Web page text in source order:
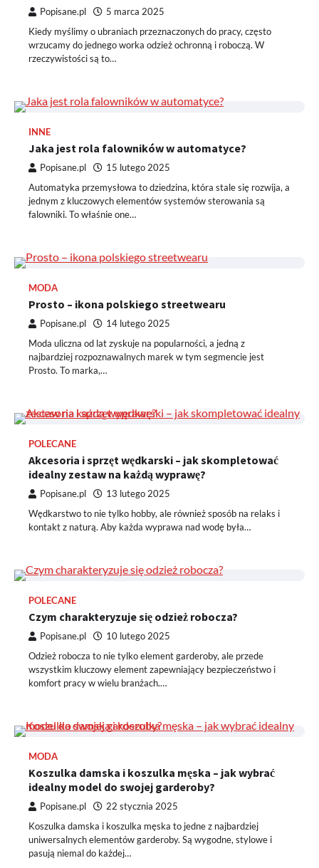
Popisane.pl 5 marca 2025
Kiedy myślimy o ubraniach przeznaczonych do pracy, często
wrzucamy do jednego worka odzież ochronną i roboczą. W
rzeczywistości są to…
INNE
Jaka jest rola falowników w automatyce?
Popisane.pl 15 lutego 2025
Automatyka przemysłowa to dziedzina, która stale się rozwija, a
jednym z kluczowych elementów systemów sterowania są
falowniki. To właśnie one…
MODA
Prosto – ikona polskiego streetwearu
Popisane.pl 14 lutego 2025
Moda uliczna od lat zyskuje na popularności, a jedną z
najbardziej rozpoznawalnych marek w tym segmencie jest
Prosto. To marka,…
POLECANE
Akcesoria i sprzęt wędkarski – jak skompletować
idealny zestaw na każdą wyprawę?
Popisane.pl 13 lutego 2025
Wędkarstwo to nie tylko hobby, ale również sposób na relaks i
kontakt z naturą. Aby każda wyprawa nad wodę była…
POLECANE
Czym charakteryzuje się odzież robocza?
Popisane.pl 10 lutego 2025
Odzież robocza to nie tylko element garderoby, ale przede
wszystkim kluczowy element zapewniający bezpieczeństwo i
komfort pracy w wielu branżach.…
MODA
Koszulka damska i koszulka męska – jak wybrać
idealny model do swojej garderoby?
Popisane.pl 22 stycznia 2025
Koszulka damska i koszulka męska to jedne z najbardziej
uniwersalnych elementów garderoby. Są wygodne, stylowe i
pasują niemal do każdej…